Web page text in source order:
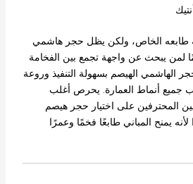
طابعه الخاص، ولكن يظل حجر هاشمي
لمن يبحث عن واجهة تجمع بين الفخامة
الهاشمي الهيصم بسهولة التنفيذ وروعة
جميع أنماط العمارة. يحرص أغلب
المحترفين على اختيار حجر هيصم
يمنح المباني طابعًا فخمًا وعمرًا